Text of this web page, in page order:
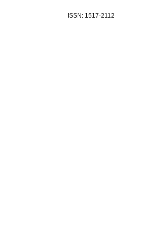
ISSN: 1517-2112